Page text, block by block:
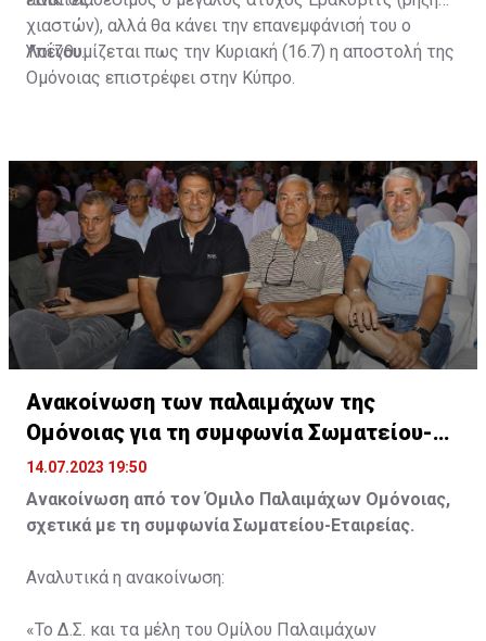
χιαστών), αλλά θα κάνει την επανεμφάνισή του ο
Λοΐζου.
Υπενθυμίζεται πως την Κυριακή (16.7) η αποστολή της
Ομόνοιας επιστρέφει στην Κύπρο.
Ανακοίνωση των παλαιμάχων της
Ομόνοιας για τη συμφωνία Σωματείου-
Εταιρείας!
14.07.2023 19:50
Ανακοίνωση από τον Όμιλο Παλαιμάχων Ομόνοιας,
σχετικά με τη συμφωνία Σωματείου-Εταιρείας.
Αναλυτικά η ανακοίνωση:
«Το Δ.Σ. και τα μέλη του Ομίλου Παλαιμάχων